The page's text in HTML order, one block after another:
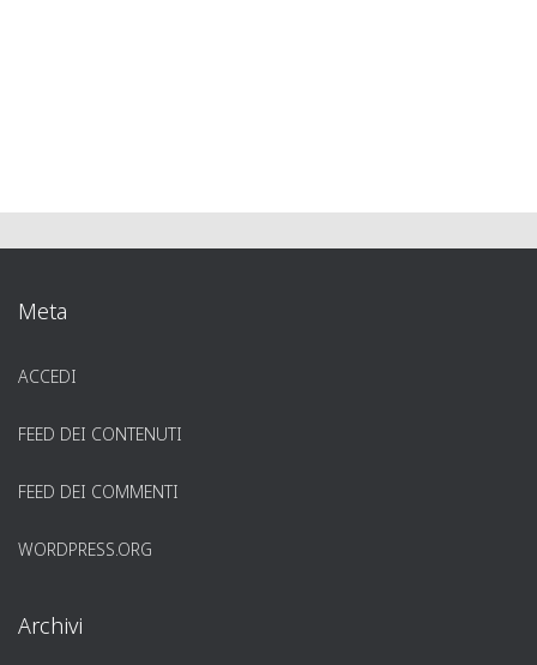
Meta
ACCEDI
FEED DEI CONTENUTI
FEED DEI COMMENTI
WORDPRESS.ORG
Archivi